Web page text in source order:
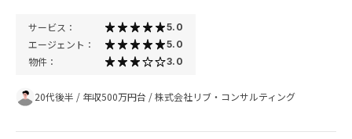
サービス： 5.0
エージェント： 5.0
物件： 3.0
20代後半 / 年収500万円台 /株式会社リブ・コンサルティング